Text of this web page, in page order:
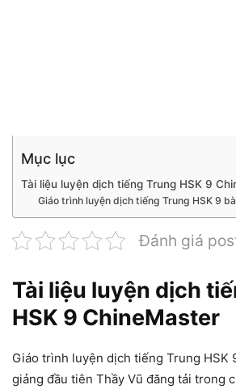
Mục lục
Tài liệu luyện dịch tiếng Trung HSK 9
Giáo trình luyện dịch tiếng Trung HSK 9
Đánh giá
Tài liệu luyện dịch
HSK 9 ChineMaster
Giáo trình luyện dịch tiếng Trung HSK
giảng đầu tiên Thầy Vũ đăng tải trong